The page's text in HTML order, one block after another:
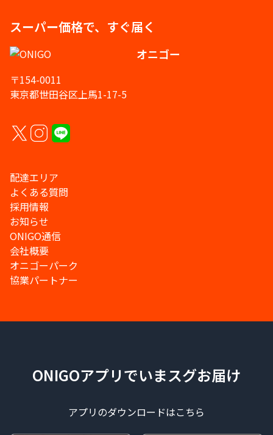
スーパー価格で、すぐ届く
オニゴー
〒154-0011
東京都世田谷区上馬1-17-5
配達エリア
よくある質問
採用情報
お知らせ
ONIGO通信
会社概要
オニゴーパーク
協業パートナー
ONIGOアプリでいまスグお届け
アプリのダウンロードはこちら